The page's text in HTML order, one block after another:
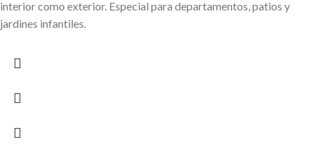
interior como exterior. Especial para departamentos, patios y
jardines infantiles.